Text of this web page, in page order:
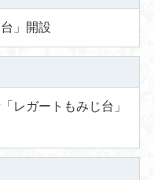
」開設
レガートもみじ台」